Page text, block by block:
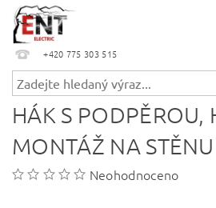
+420 775 303 515
HÁK S PODPĚROU,
MONTÁŽ NA
Neohodnoceno